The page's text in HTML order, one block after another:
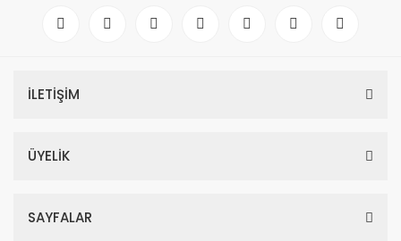
İLETİŞİM
ÜYELİK
SAYFALAR